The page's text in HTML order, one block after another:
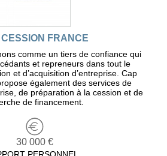
FRANCE
comme un tiers de confiance qui
et repreneurs dans tout le
et d’acquisition d’entreprise. Cap
également des services de
de préparation à la cession et de
de financement.
30 000 €